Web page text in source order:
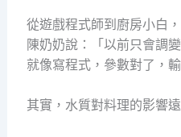
從遊戲程式師到廚房小白
陳奶奶說：「以前只會調
就像寫程式，參數對了，輸
其實，水質對料理的影響